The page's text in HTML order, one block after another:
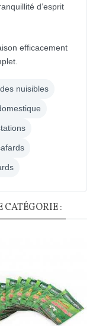
d’esprit
efficacement
nuisibles
CATÉGORIE :